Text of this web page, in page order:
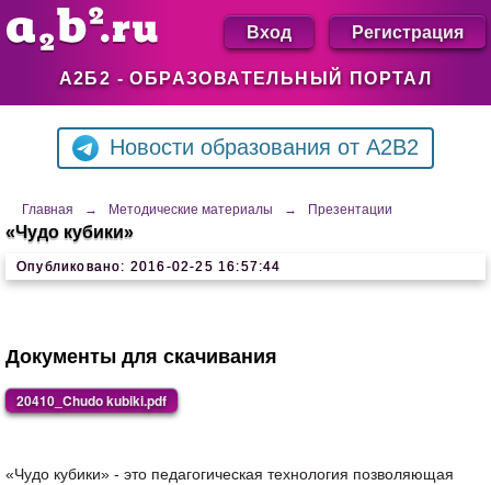
А2Б2 - ОБРАЗОВАТЕЛЬНЫЙ ПОРТАЛ
Вход Регистрация
Новости образования от A2B2
Главная → Методические материалы → Презентации
«Чудо кубики»
Опубликовано: 2016-02-25 16:57:44
Документы для скачивания
20410_Chudo kubiki.pdf
«Чудо кубики» - это педагогическая технология позволяющая